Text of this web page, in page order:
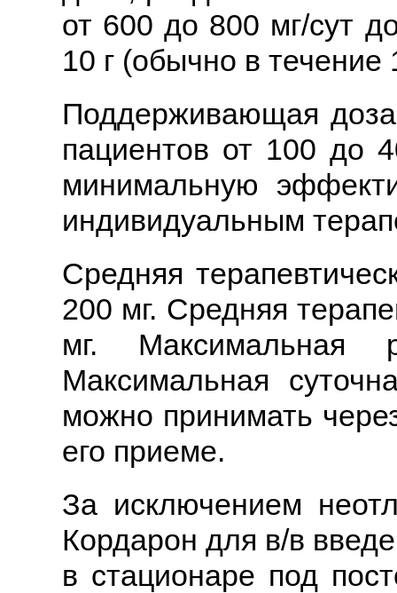
от 600 до 800 мг/сут
10 г (обычно в течение
Поддерживающая
пациентов от 100 до
минимальную
индивидуальным
Средняя
200 мг. Средняя
мг.
Максимальная
можно принимать
его приеме.
За исключением
Кордарон для в/в
в стационаре под